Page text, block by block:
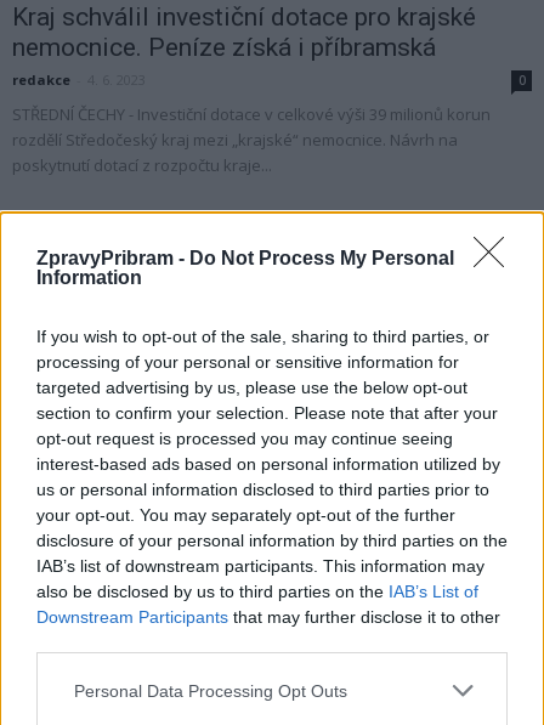
ZpravyPribram - Do Not Process My Personal
Information
If you wish to opt-out of the sale, sharing to third parties, or
processing of your personal or sensitive information for
targeted advertising by us, please use the below opt-out
section to confirm your selection. Please note that after your
opt-out request is processed you may continue seeing
interest-based ads based on personal information utilized by
us or personal information disclosed to third parties prior to
your opt-out. You may separately opt-out of the further
disclosure of your personal information by third parties on the
IAB’s list of downstream participants. This information may
also be disclosed by us to third parties on the IAB’s List of
Downstream Participants that may further disclose it to other
Personal Data Processing Opt Outs
Kraj schválil investiční dotace pro krajské
nemocnice. Peníze získá i příbramská
redakce 0
STŘEDNÍ ČECHY - Investiční dotace v celkové výši 39 milionů korun
rozdělí Středočeský kraj mezi „krajské“ nemocnice. Návrh na
poskytnutí dotací z rozpočtu kraje...
Zpravodajství
Nový projekt příbramské nemocnice podpoří
dárce krve
redakce 26. 9. 2022
PŘÍBRAM - V těchto dnech vrcholí přípravy na kampaň na podporu
dárcovství krve s názvem „Hrdina je v každém z nás“. Příbramská
nemocnice chce...